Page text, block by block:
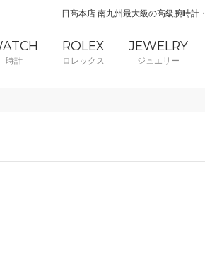
日髙本店 南九州最大級の高級腕時計
時計
ROLEX
ロレックス
JEWELRY
ジュエリー